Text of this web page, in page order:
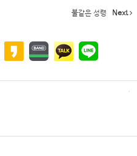
불같은 성령 Next